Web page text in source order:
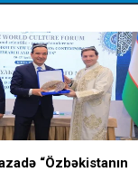
“Özbəkistanın